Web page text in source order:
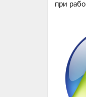
при